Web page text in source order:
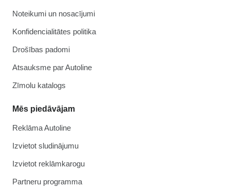
Noteikumi un nosacījumi
Konfidencialitātes politika
Drošības padomi
Atsauksme par Autoline
Zīmolu katalogs
Mēs piedāvājam
Reklāma Autoline
Izvietot sludinājumu
Izvietot reklāmkarogu
Partneru programma